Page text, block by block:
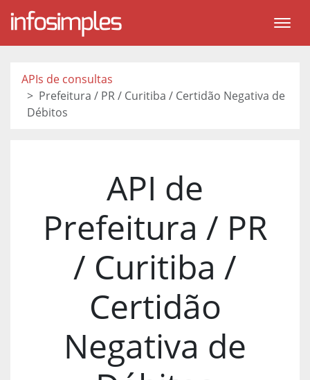
APIs de consultas
Prefeitura / PR / Curitiba / Certidão Negativa de
Débitos
API de
Prefeitura / PR
/ Curitiba /
Certidão
Negativa de